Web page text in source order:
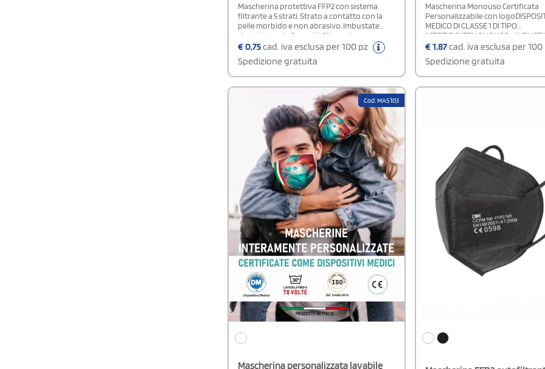
Mascherina protettiva FFP2 con sistema
filtrante a 5 strati. Strato a contatto con la
pelle morbido e non abrasivo. Imbustate
singolarmenteCapacità filtraggio >
95%Conforme alla norma UNI EN
149:2001+A1:2009Potresti abbinare il
coprimascherina personalizzato per rendere
personalizzate le mascherine
5%*Per usufruire dell'IVA agevolata,
effettuare l'ordine solo di questo
articolo.Per ordini composti da due o più
articoli oltre questo prodotto, effettuare
due ordini differenti per usufruire
dell'agevolazione dell'IVA.
€0,75cad. iva esclusa per 100 pz
Spedizione gratuita
Mascherina Monouso Certificata
Personalizzabile con
MEDICO DI CLASSE 1 DI TIPO
IICERTIFICATEMONOUSO -
SINGOLARMENTEPRODOTTO IN
classe I - Tipo II secondo EN 14683:
norma tecnica UNI EN ISO 10993-
1:2018Prodotto 100% made in
strati di dimensione 10x18 cm e
composti da due o più articoli
prodotto, effettuare due ordini
per usufruire dell'agevolazione
€1,87cad. iva esclusa per 100
Spedizione gratuita
Cod: MAS103
Mascherina personalizzata lavabile